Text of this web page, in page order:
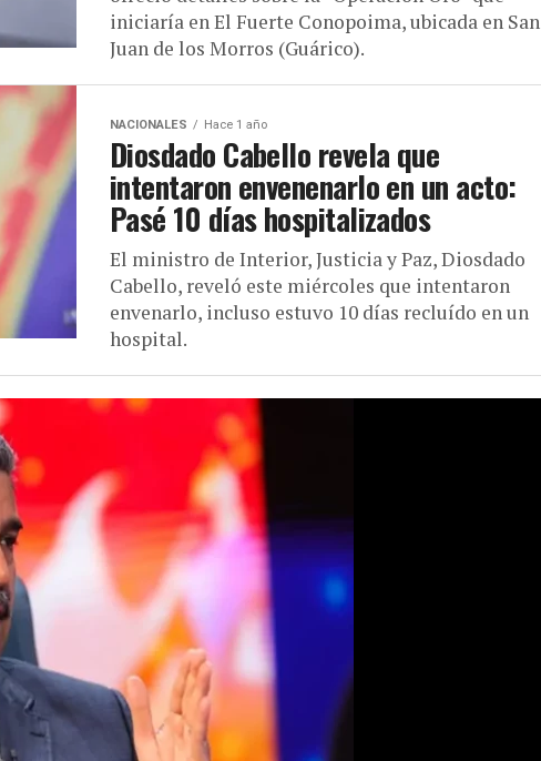
iniciaría en El Fuerte Conopoima, ubicada en San
Juan de los Morros (Guárico).
NACIONALES Hace 1 año
Diosdado Cabello revela que
intentaron envenenarlo en un acto:
Pasé 10 días hospitalizados
El ministro de Interior, Justicia y Paz, Diosdado
Cabello, reveló este miércoles que intentaron
envenarlo, incluso estuvo 10 días recluído en un
hospital.